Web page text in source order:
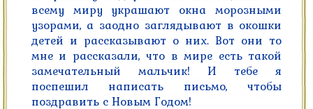
всему миру украшают окна морозными
узорами, а заодно заглядывают в окошки
детей и рассказывают о них. Вот они то
мне и рассказали, что в мире есть такой
замечательный мальчик! И тебе я
поспешил написать письмо, чтобы
поздравить с Новым Годом!